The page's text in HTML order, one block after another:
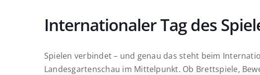
Internationaler Tag des
Spielen verbindet– und genau das steht beim
Landesgartenschau im Mittelpunkt. Ob Brettspiele,